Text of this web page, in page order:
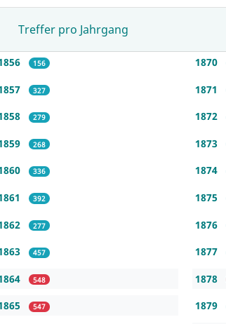
Treffer pro Jahrgang
156
327
279
268
336
392
277
457
548
547
1870
1871
1872
1873
1874
1875
1876
1877
1878
1879